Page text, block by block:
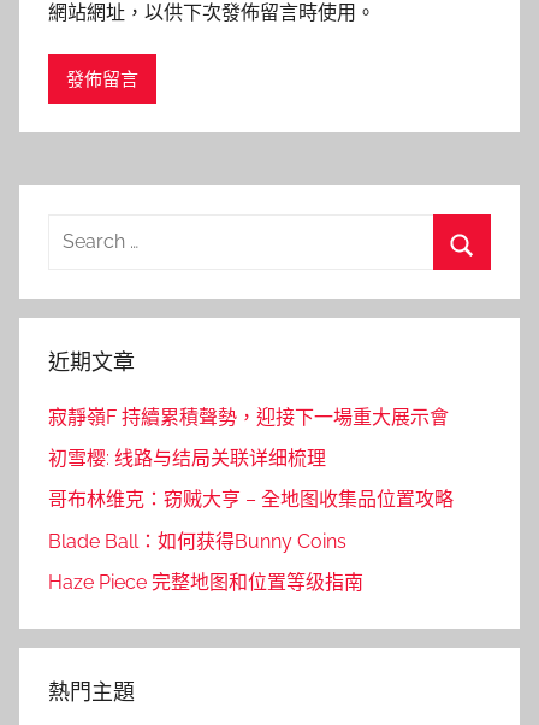
網站網址，以供下次發佈留言時使用。
Search
近期文章
寂靜嶺F 持續累積聲勢，迎接下一場重大展示會
初雪樱: 线路与结局关联详细梳理
哥布林维克：窃贼大亨 – 全地图收集品位置攻略
Blade Ball：如何获得Bunny Coins
Haze Piece 完整地图和位置等级指南
熱門主題